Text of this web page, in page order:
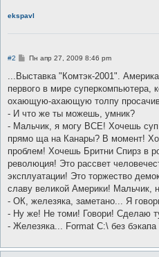
ekspavl
#2
С
о
щ
е
и
е
Пн апр 27, 2009 8:46 pm
...Выставка "Комтэк-2001".
первого в мире
охающую-ахающую толпу
- И что же ты можешь, умник?
- Мальчик, я могу ВСЕ! Хочешь
прямо ща на Канары? В момент!
проблем! Хочешь Бритни Спирз в
революция! Это рассвет
эксплуатации! Это торжество
славу великой Америки! Мальчик,
- ОК, железяка, заметано... Я
- Ну же! Не томи! Говори! Сделаю
- Железяка... Format C:\ без